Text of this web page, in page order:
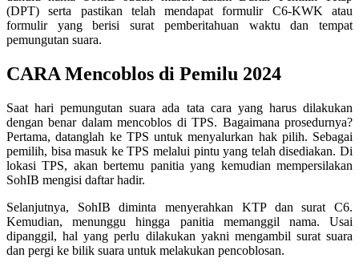
(DPT) serta pastikan telah mendapat formulir C6-KWK atau
formulir yang berisi surat pemberitahuan waktu dan tempat
pemungutan suara.
CARA Mencoblos di Pemilu 2024
Saat hari pemungutan suara ada tata cara yang harus dilakukan
dengan benar dalam mencoblos di TPS. Bagaimana prosedurnya?
Pertama, datanglah ke TPS untuk menyalurkan hak pilih. Sebagai
pemilih, bisa masuk ke TPS melalui pintu yang telah disediakan. Di
lokasi TPS, akan bertemu panitia yang kemudian mempersilakan
SohIB mengisi daftar hadir.
Selanjutnya, SohIB diminta menyerahkan KTP dan surat C6.
Kemudian, menunggu hingga panitia memanggil nama. Usai
dipanggil, hal yang perlu dilakukan yakni mengambil surat suara
dan pergi ke bilik suara untuk melakukan pencoblosan.